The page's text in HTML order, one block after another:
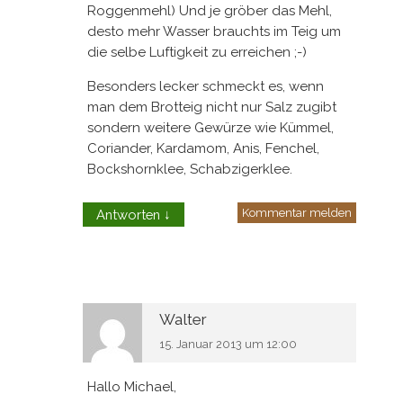
Roggenmehl) Und je gröber das Mehl,
desto mehr Wasser brauchts im Teig um
die selbe Luftigkeit zu erreichen ;-)
Besonders lecker schmeckt es, wenn
man dem Brotteig nicht nur Salz zugibt
sondern weitere Gewürze wie Kümmel,
Coriander, Kardamom, Anis, Fenchel,
Bockshornklee, Schabzigerklee.
Antworten ↓ Kommentar melden
Walter
15. Januar 2013 um 12:00
Hallo Michael,